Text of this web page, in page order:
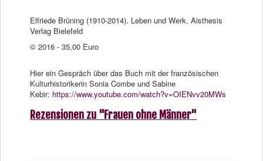
Elfriede Brüning (1910-2014). Leben und Werk, Aisthesis
Verlag Bielefeld
© 2016 - 35,00 Euro
Hier ein Gespräch über das Buch mit der französischen
Kulturhistorikerin Sonia Combe und Sabine
Kebir: https://www.youtube.com/watch?v=OIENvv20MWs
Rezensionen zu "Frauen ohne Männer"